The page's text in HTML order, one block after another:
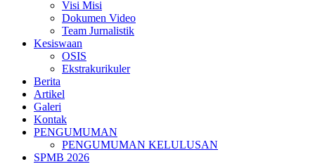
Visi Misi
Dokumen Video
Team Jurnalistik
Kesiswaan
OSIS
Ekstrakurikuler
Berita
Artikel
Galeri
Kontak
PENGUMUMAN
PENGUMUMAN KELULUSAN
SPMB 2026